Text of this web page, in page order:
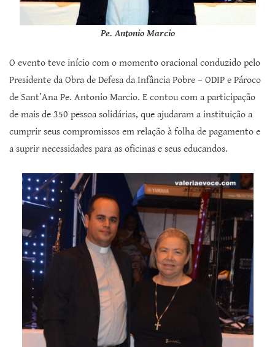
Pe. Antonio Marcio
O evento teve início com o momento oracional conduzido pelo
Presidente da Obra de Defesa da Infância Pobre – ODIP e Pároco
de Sant’Ana Pe. Antonio Marcio. E contou com a participação
de mais de 350 pessoa solidárias, que ajudaram a instituição a
cumprir seus compromissos em relação à folha de pagamento e
a suprir necessidades para as oficinas e seus educandos.